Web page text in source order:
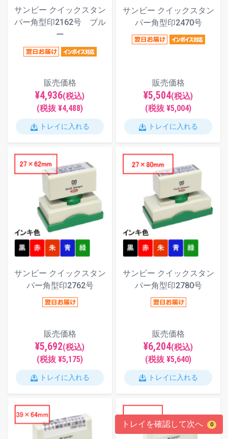
サンビー クイックスタン
パー角型印2162号 ブル
ー
販売価格
¥4,936(税込)
(税抜 ¥4,488)
トレイに入れる
サンビー クイックスタン
パー角型印2470号
販売価格
¥5,504(税込)
(税抜 ¥5,004)
トレイに入れる
サンビー クイックスタン
パー角型印2762号
販売価格
¥5,692(税込)
(税抜 ¥5,175)
トレイに入れる
サンビー クイックスタン
パー角型印2780号
販売価格
¥6,204(税込)
(税抜 ¥5,640)
トレイに入れる
トレイを確認して次へ 0